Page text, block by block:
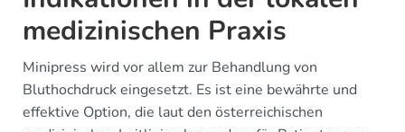
medizinischen Praxis
Minipress wird vor allem zur Behandlung von
Bluthochdruck eingesetzt. Es ist eine bewährte und
effektive Option, die laut den österreichischen